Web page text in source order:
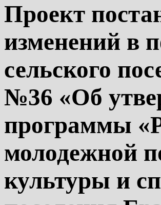
Проект
изменений в
сельского
№36 «Об
программы
молодежной
культуры и